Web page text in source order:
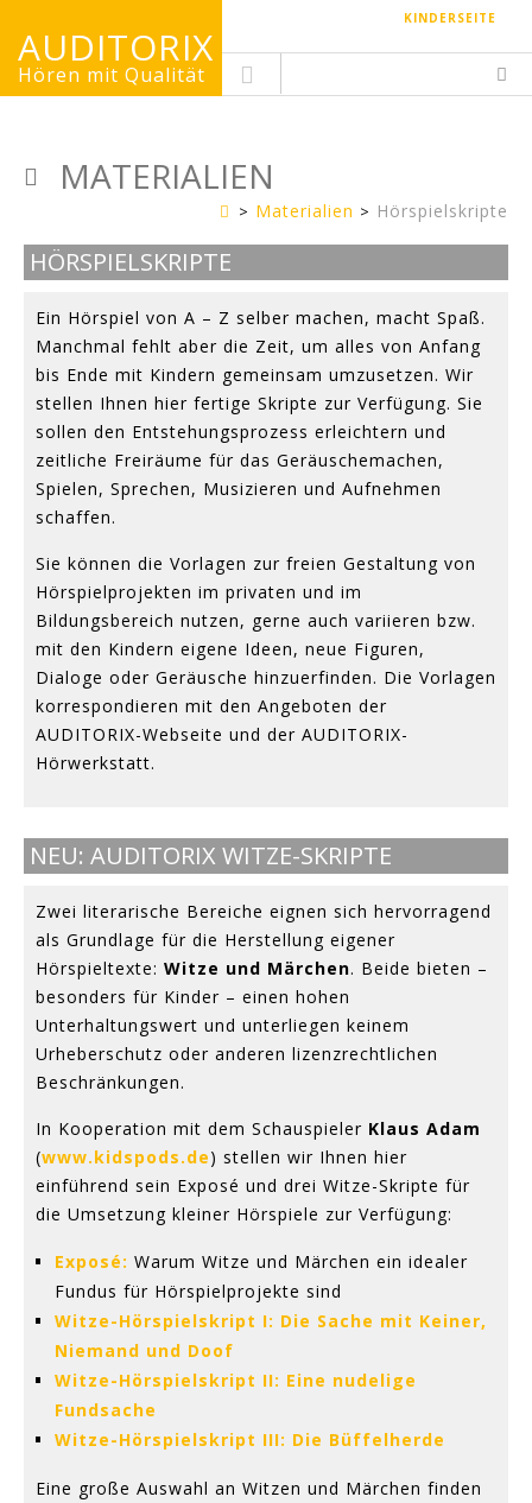
KINDERSEITE
AUDITORIX
Hören mit Qualität
MATERIALIEN
Erwachsenenseite
Materialien Hörspielskripte
HÖRSPIELSKRIPTE
Ein Hörspiel von A – Z selber machen, macht Spaß.
Manchmal fehlt aber die Zeit, um alles von Anfang
bis Ende mit Kindern gemeinsam umzusetzen. Wir
stellen Ihnen hier fertige Skripte zur Verfügung. Sie
sollen den Entstehungsprozess erleichtern und
zeitliche Freiräume für das Geräuschemachen,
Spielen, Sprechen, Musizieren und Aufnehmen
schaffen.
Sie können die Vorlagen zur freien Gestaltung von
Hörspielprojekten im privaten und im
Bildungsbereich nutzen, gerne auch variieren bzw.
mit den Kindern eigene Ideen, neue Figuren,
Dialoge oder Geräusche hinzuerfinden. Die Vorlagen
korrespondieren mit den Angeboten der
AUDITORIX-Webseite und der AUDITORIX-
Hörwerkstatt.
NEU: AUDITORIX WITZE-SKRIPTE
Zwei literarische Bereiche eignen sich hervorragend
als Grundlage für die Herstellung eigener
Hörspieltexte: Witze und Märchen. Beide bieten –
besonders für Kinder – einen hohen
Unterhaltungswert und unterliegen keinem
Urheberschutz oder anderen lizenzrechtlichen
Beschränkungen.
In Kooperation mit dem Schauspieler Klaus Adam
(www.kidspods.de) stellen wir Ihnen hier
einführend sein Exposé und drei Witze-Skripte für
die Umsetzung kleiner Hörspiele zur Verfügung:
Exposé: Warum Witze und Märchen ein idealer
Fundus für Hörspielprojekte sind
Witze-Hörspielskript I: Die Sache mit Keiner,
Niemand und Doof
Witze-Hörspielskript II: Eine nudelige
Fundsache
Witze-Hörspielskript III: Die Büffelherde
Eine große Auswahl an Witzen und Märchen finden